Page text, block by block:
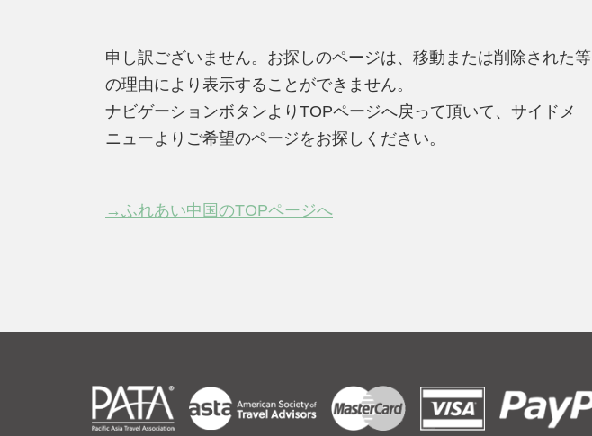
申し訳ございません。お探しのページは、移動または削除された等
の理由により表示することができません。
ナビゲーションボタンよりTOPページへ戻って頂いて、サイドメ
ニューよりご希望のページをお探しください。
→ふれあい中国のTOPページへ